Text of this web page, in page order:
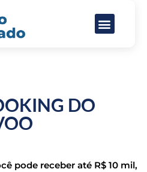
DO
pode receber até R$ 10 mil,